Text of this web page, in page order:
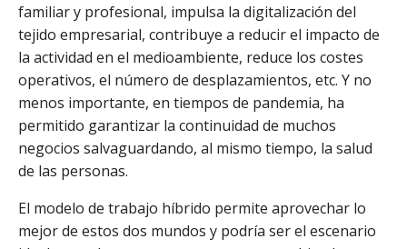
familiar y profesional, impulsa la digitalización del
tejido empresarial, contribuye a reducir el impacto de
la actividad en el medioambiente, reduce los costes
operativos, el número de desplazamientos, etc. Y no
menos importante, en tiempos de pandemia, ha
permitido garantizar la continuidad de muchos
negocios salvaguardando, al mismo tiempo, la salud
de las personas.
El modelo de trabajo híbrido permite aprovechar lo
mejor de estos dos mundos y podría ser el escenario